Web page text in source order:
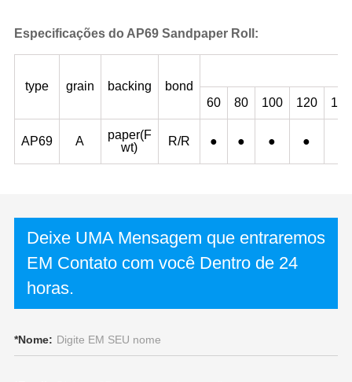
Especificações do AP69 Sandpaper Roll:
type grain backing
bond
60
80 100 120 150
AP69 A
paper(F
wt)
R/R ● ● ● ●
Deixe UMA Mensagem que entraremos
EM Contato com você Dentro de 24
horas.
*Nome: